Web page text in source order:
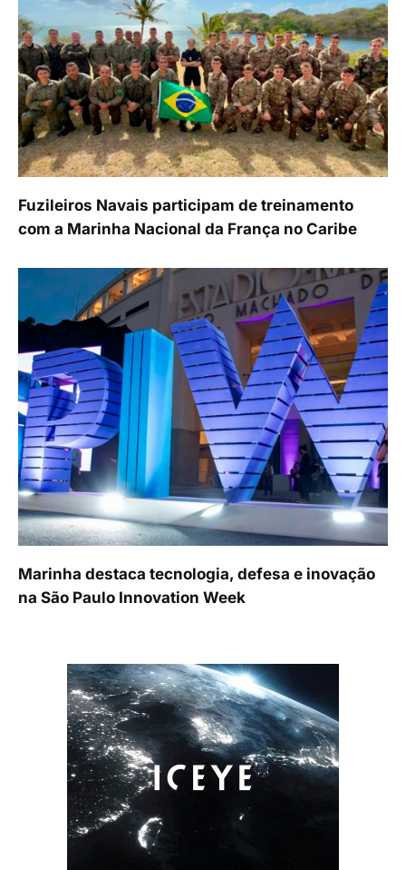
Fuzileiros Navais participam de treinamento
com a Marinha Nacional da França no Caribe
Marinha destaca tecnologia, defesa e inovação
na São Paulo Innovation Week